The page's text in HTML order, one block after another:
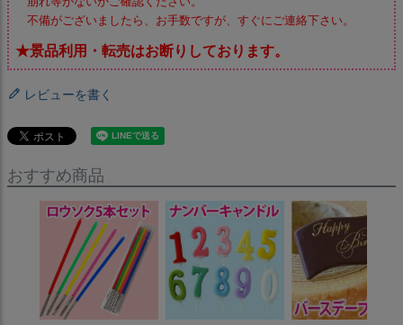
不備がございましたら、お手数ですが、すぐにご連絡下さい。
★景品利用・転売はお断りしております。
レビューを書く
おすすめ商品